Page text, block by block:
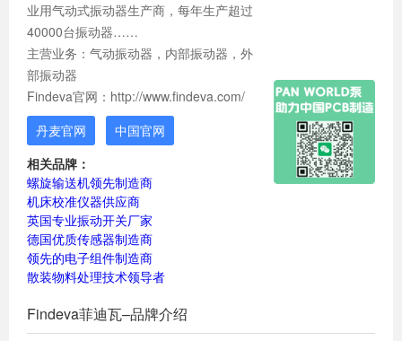
业用气动式振动器生产商，每年生产超过
40000台振动器……
主营业务：气动振动器，内部振动器，外
部振动器
Findeva官网：http://www.findeva.com/
丹麦官网
中国官网
相关品牌：
螺旋输送机领先制造商
机床校准仪器供应商
英国专业振动开关厂家
德国优质传感器制造商
领先的电子组件制造商
散装物料处理技术领导者
Findeva菲迪瓦–品牌介绍